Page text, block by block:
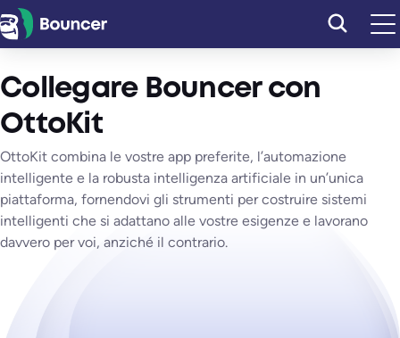
Vai
al
Collegare Bouncer con
OttoKit
OttoKit combina le vostre app preferite, l’automazione
intelligente e la robusta intelligenza artificiale in un’unica
piattaforma, fornendovi gli strumenti per costruire sistemi
intelligenti che si adattano alle vostre esigenze e lavorano
davvero per voi, anziché il contrario.